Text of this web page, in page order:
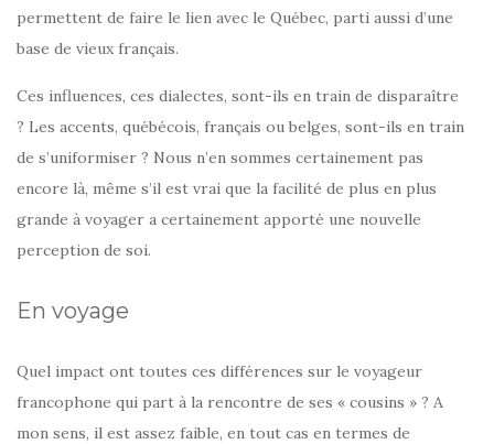
permettent de faire le lien avec le Québec, parti aussi d’une
base de vieux français.
Ces influences, ces dialectes, sont-ils en train de disparaître
? Les accents, québécois, français ou belges, sont-ils en train
de s’uniformiser ? Nous n’en sommes certainement pas
encore là, même s’il est vrai que la facilité de plus en plus
grande à voyager a certainement apporté une nouvelle
perception de soi.
En voyage
Quel impact ont toutes ces différences sur le voyageur
francophone qui part à la rencontre de ses « cousins » ? A
mon sens, il est assez faible, en tout cas en termes de